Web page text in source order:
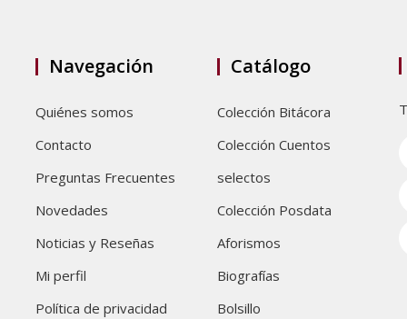
Navegación
Quiénes somos
Contacto
Preguntas Frecuentes
Novedades
Noticias y Reseñas
Mi perfil
Política de privacidad
Catálogo
Colección Bitácora
Colección Cuentos
selectos
Colección Posdata
Aforismos
Biografías
Bolsillo